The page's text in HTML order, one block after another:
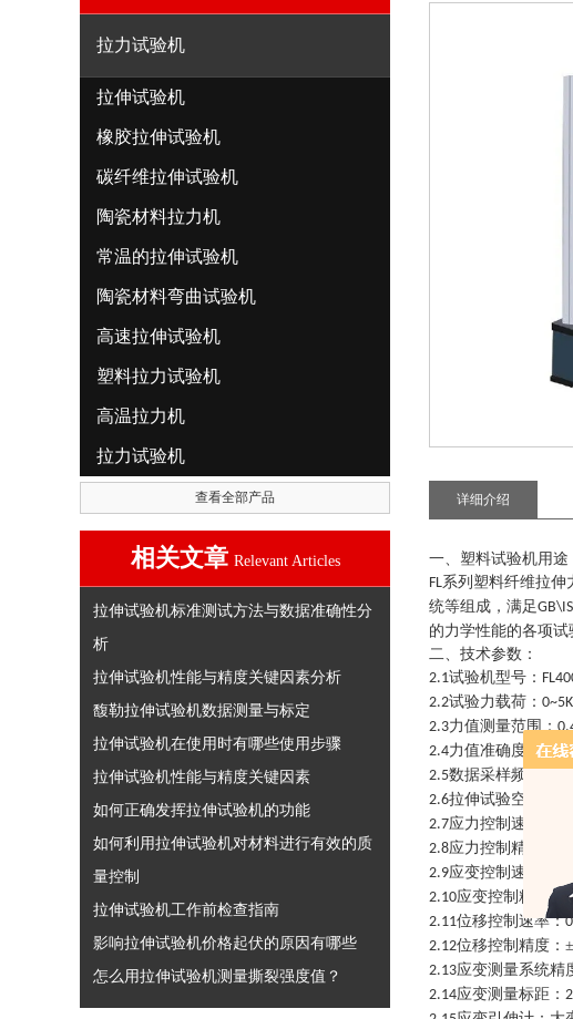
拉力试验机
拉伸试验机
橡胶拉伸试验机
碳纤维拉伸试验机
陶瓷材料拉力机
常温的拉伸试验机
陶瓷材料弯曲试验机
高速拉伸试验机
塑料拉力试验机
高温拉力机
拉力试验机
查看全部产品
相关文章 Relevant Articles
拉伸试验机标准测试方法与数据准确性分
析
拉伸试验机性能与精度关键因素分析
馥勒拉伸试验机数据测量与标定
拉伸试验机在使用时有哪些使用步骤
拉伸试验机性能与精度关键因素
如何正确发挥拉伸试验机的功能
如何利用拉伸试验机对材料进行有效的质
量控制
拉伸试验机工作前检查指南
影响拉伸试验机价格起伏的原因有哪些
怎么用拉伸试验机测量撕裂强度值？
详细介绍
一、塑料试验机用途
FL系列 塑料纤维拉伸
统等组成，满足
的力学性能的各项试
二、技术参数 ：
2.1试验机型号：
2.2试验力载荷：
2.3力值测量范围：
2.4力值准确度：
2.5数据采样频率：
2.6拉伸试验空间：
2.7应力控制速率：
2.8应力控制精度：±
2.9应变控制速率：
2.10应变控制精度：±
2.11位移控制速率：
2.12位移控制精度：±
2.13应变测量系统精
2.14应变测量标距：